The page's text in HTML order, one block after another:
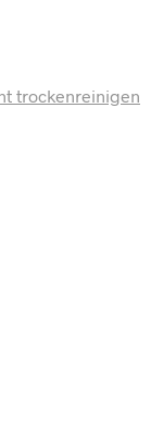
trockenreinigen